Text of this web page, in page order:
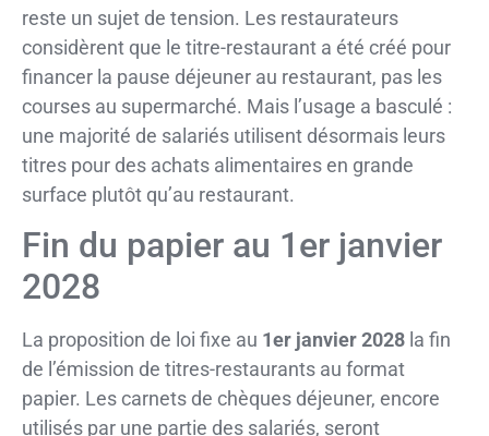
reste un sujet de tension. Les restaurateurs
considèrent que le titre-restaurant a été créé pour
financer la pause déjeuner au restaurant, pas les
courses au supermarché. Mais l’usage a basculé :
une majorité de salariés utilisent désormais leurs
titres pour des achats alimentaires en grande
surface plutôt qu’au restaurant.
Fin du papier au 1er janvier
2028
La proposition de loi fixe au 1er janvier 2028 la fin
de l’émission de titres-restaurants au format
papier. Les carnets de chèques déjeuner, encore
utilisés par une partie des salariés, seront